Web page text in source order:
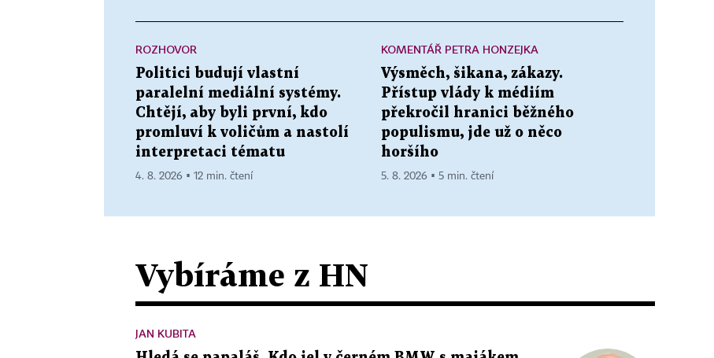
ROZHOVOR
Politici budují vlastní
paralelní mediální systémy.
Chtějí, aby byli první, kdo
promluví k voličům a nastolí
interpretaci tématu
4. 8. 2026 ▪ 12 min. čtení
KOMENTÁŘ PETRA HONZEJKA
Výsměch, šikana, zákazy.
Přístup vlády k médiím
překročil hranici běžného
populismu, jde už o něco
horšího
5. 8. 2026 ▪ 5 min. čtení
Vybíráme z HN
JAN KUBITA